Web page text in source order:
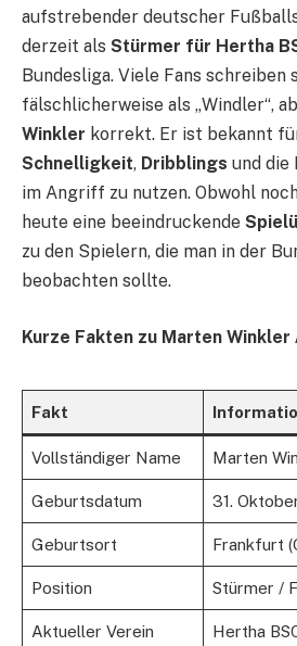
aufstrebender deutscher
derzeit als Stürmer für Hertha
Bundesliga. Viele Fans schreiben
fälschlicherweise als „Windler“,
Winkler korrekt. Er ist bekannt
Schnelligkeit, Dribblings und die
im Angriff zu nutzen. Obwohl
heute eine beeindruckende
zu den Spielern, die man in der
beobachten sollte.
Kurze Fakten zu Marten Winkler
Fakt
Vollständiger Name Marten
Geburtsdatum 31.
Geburtsort Frankfurt
Position Stürmer /
Aktueller Verein Hertha